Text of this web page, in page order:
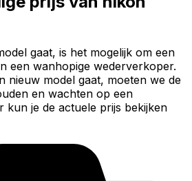
gaat, is het mogelijk om een
een wanhopige wederverkoper.
nieuw model gaat, moeten we de
en wachten op een
kun je de actuele prijs bekijken